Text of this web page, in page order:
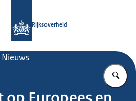
Rijksoverheid
Nieuws